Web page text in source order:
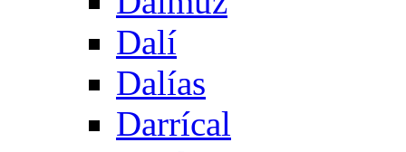
Dalí
Dalías
Darrícal